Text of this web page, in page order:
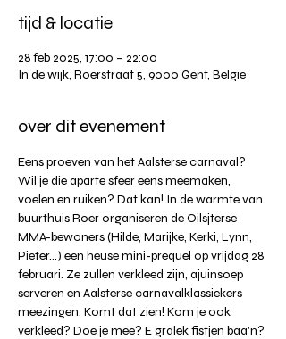
tijd & locatie
28 feb 2025, 17:00 – 22:00
In de wijk, Roerstraat 5, 9000 Gent, België
over dit evenement
Eens proeven van het Aalsterse carnaval?
Wil je die aparte sfeer eens meemaken,
voelen en ruiken? Dat kan! In de warmte van
buurthuis Roer organiseren de Oilsjterse
MMA-bewoners (Hilde, Marijke, Kerki, Lynn,
Pieter...) een heuse mini-prequel op vrijdag 28
februari. Ze zullen verkleed zijn, ajuinsoep
serveren en Aalsterse carnavalklassiekers
meezingen. Komt dat zien! Kom je ook
verkleed? Doe je mee? E gralek fistjen baa'n?